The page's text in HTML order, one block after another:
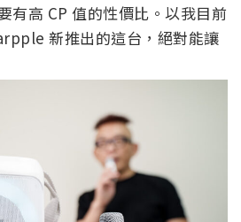
有高 CP 值的性價比。以我目前
新推出的這台，絕對能讓